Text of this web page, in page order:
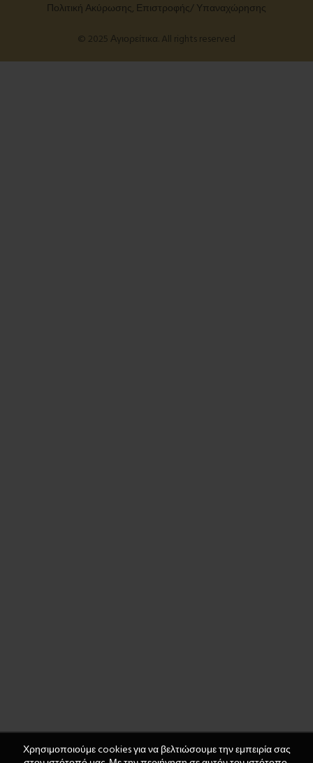
Πολιτική Ακύρωσης, Επιστροφής/ Υπαναχώρησης
© 2025 Αγιορείτικα. All rights reserved
Χρησιμοποιούμε cookies για να βελτιώσουμε την εμπειρία σας